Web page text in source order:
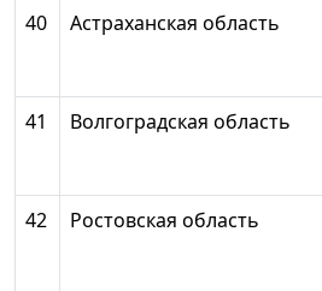
40
Астраханская область
41
Волгоградская область
42
Ростовская область